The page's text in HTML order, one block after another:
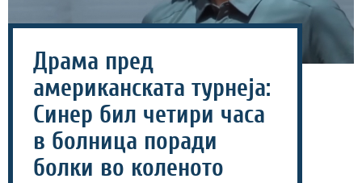
Драма пред
американската турнеја:
Синер бил четири часа
в болница поради
болки во коленото